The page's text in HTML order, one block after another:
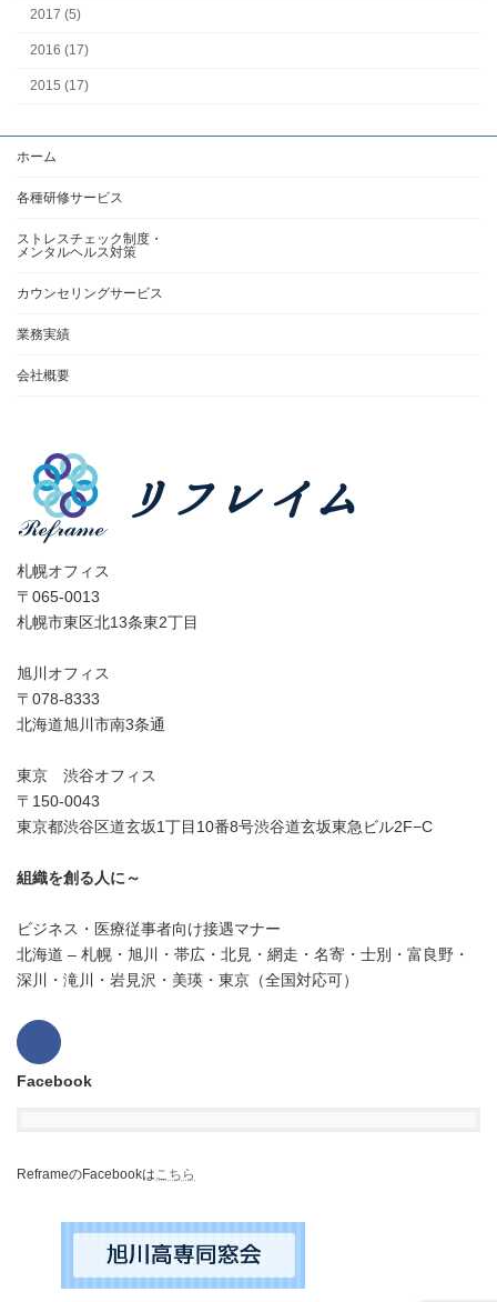
2017 (5)
2016 (17)
2015 (17)
ホーム
各種研修サービス
ストレスチェック制度・
メンタルヘルス対策
カウンセリングサービス
業務実績
会社概要
札幌オフィス
〒065-0013
札幌市東区北13条東2丁目
旭川オフィス
〒078-8333
北海道旭川市南3条通
東京 渋谷オフィス
〒150-0043
東京都渋谷区道玄坂1丁目10番8号渋谷道玄坂東急ビル2F−C
組織を創る人に～
ビジネス・医療従事者向け接遇マナー
北海道 – 札幌・旭川・帯広・北見・網走・名寄・士別・富良野・
深川・滝川・岩見沢・美瑛・東京（全国対応可）
Facebook
ReframeのFacebookは こちら